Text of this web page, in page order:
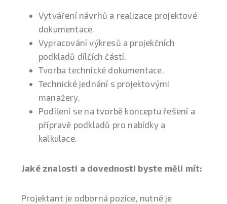
Vytváření návrhů a realizace projektové
dokumentace.
Vypracování výkresů a projekčních
podkladů dílčích částí.
Tvorba technické dokumentace.
Technické jednání s projektovými
manažery.
Podílení se na tvorbě konceptu řešení a
přípravě podkladů pro nabídky a
kalkulace.
Jaké znalosti a dovednosti byste měli mít:
Projektant je odborná pozice, nutné je